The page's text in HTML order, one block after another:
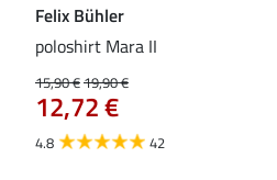
Felix Bühler
poloshirt Mara II
15,90 €19,90 €
12,72 €
4.8 42